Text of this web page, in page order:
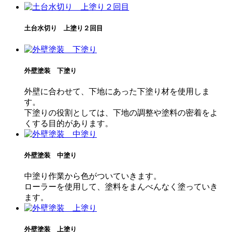
土台水切り 上塗り２回目
外壁塗装 下塗り
外壁に合わせて、下地にあった下塗り材を使用しま
す。
下塗りの役割としては、下地の調整や塗料の密着をよ
くする目的があります。
外壁塗装 中塗り
中塗り作業から色がついていきます。
ローラーを使用して、塗料をまんべんなく塗っていき
ます。
外壁塗装 上塗り